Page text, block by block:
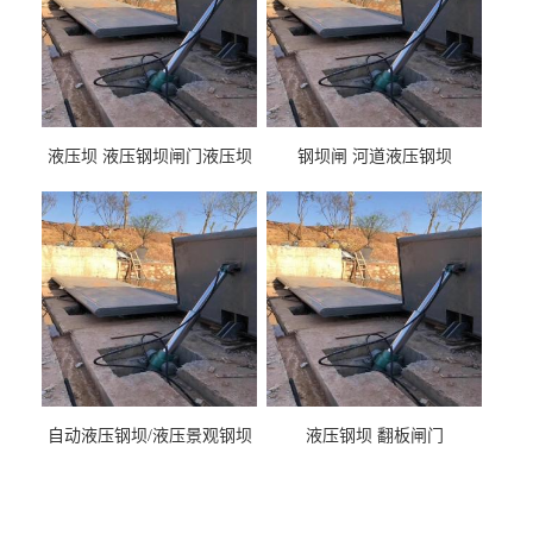
液压坝 液压钢坝闸门液压坝
钢坝闸 河道液压钢坝
自动液压钢坝/液压景观钢坝 液压钢坝 翻板闸门